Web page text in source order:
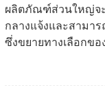
ผลิตภัณฑ์ส่วนใหญ่จะ
กลางแจ้งและสามา
ซึ่งขยายทางเลือกขอ